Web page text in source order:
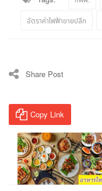
อัตราค่าไฟฟ้าขายปลีก
Share Post
Copy Link